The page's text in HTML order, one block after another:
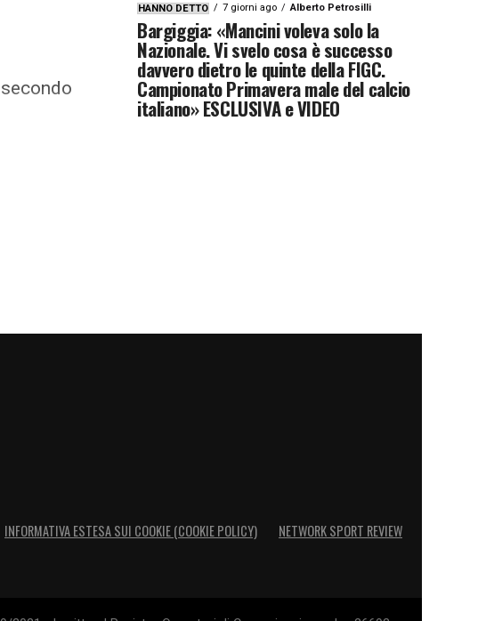
HANNO DETTO 7 giorni ago Alberto Petrosilli
Bargiggia: «Mancini voleva solo la
Nazionale. Vi svelo cosa è successo
davvero dietro le quinte della FIGC.
Campionato Primavera male del calcio
italiano» ESCLUSIVA e VIDEO
INFORMATIVA ESTESA SUI COOKIE (COOKIE POLICY) NETWORK SPORT REVIEW